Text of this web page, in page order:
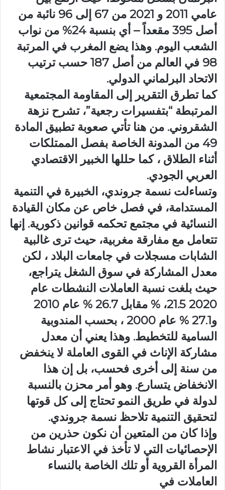
عامي 2011 و 2021 من 67 إلى 96 نائبة من
أصل 395 مقعداً – أي بنسبة 24% من نواب
الشعب اليوم. وهذا يضع المغرب في المرتبة
98 في العالم من أصل 187 حسب ترتيب
الاتحاد البرلماني الدولي.
كما تطرق التقرير إلى المقاومة المجتمعية
المرتبطة “بتفسيرات رجعية”، تشرح نزهة
الشقروني. من هنا تأتي صعوبة تطبيق المادة
49 من المدونة الخاصة بفصل الممتلكات
أثناء الطلاق ، كما حللها الخبير الاقتصادي
العربي الجودي.
وتساءلت نسمة جروندي، الخبيرة في التنمية
المستدامة، في فصل خاص عن مكان القيادة
النسائية في مجتمع تحكمه قوانين ذكورية. إنها
تتعامل مع مفارقة مغربية، حيث ترى غالبية
الشابات مسجلات في جامعات البلاد ، لكن
معدل المشاركة في سوق الشغل يتراجع،
حيث بلغت نسبة العاملات النشطات عام
2020 21.5، % مقابل 26.7 % عام 2010
و27.1 % عام 2000 ، بحسب المندوبية
السامية للتخطيط. وهذا يعني أن معدل
مشاركة الإناث في القوى العاملة لا ينخفض
من سنة إلى أخرى فحسب، بل إن هذا
الانخفاض يتسارع. وهو أمر محزن بالنسبة
لدولة في طريق النمو تحتاج إلى كل قوتها
لتحقيق التنمية تلاحظ نسمة جروندي.
وإذا كان من المتعين أن نكون حذرين من
الإحصائيات التي لا تأخذ في الاعتبار نشاط
المرأة القروية أو تلك الخاصة بالنساء
العاملات في